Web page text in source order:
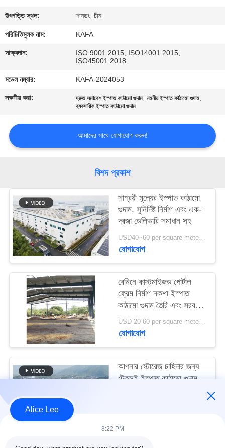
কারখানা
পরিদর্শন
নিয়ন্ত্রণ
সাথে
যোগাযোগ
খবর
মামলা
সাইট
গোপনীয়তা
উৎপত্তি স্থল: শানডং, চীন
পরিচিতিমুলক নাম: KAFA
সাক্ষ্যদান:
ISO 9001:2015; ISO14001:2015;
ISO45001:2018
মডেল নম্বার: KAFA-2024053
লক্ষণীয় করা: দ্রুত সমাবেশ ইস্পাত কাঠামো গুদাম,নমনীয় ইস্পাত কাঠামো গুদাম,
ব্যবসায়িক ইস্পাত কাঠামো গুদাম
আমাদের সাথে যোগাযোগ করুন!
বিশদ প্রকাশ
সাশ্রয়ী মূল্যের ইস্পাত কাঠামো
গুদাম, সুনির্দিষ্ট নির্মাণ এবং এক-
দরজা ডেলিভারি সমাধান সহ
USD40~60 per square meter MOQ:1000 sqm
যোগাযোগ
বেনিনে কাস্টমাইজড পোর্টাল
ফ্রেম নির্মাণ নকশা ইস্পাত
কাঠামো গুদাম তৈরি এবং সরবরাহ
করুন
USD 20-60 per square meter MOQ:1000 বর্গ মিটার
যোগাযোগ
আপনার স্টোরেজ চাহিদার জন্য
টেকসই ইস্পাত কাঠামো গুদাম
Alice Lee
8:22 PM